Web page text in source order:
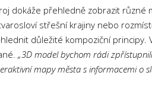
dokáže přehledně zobrazit
střešní krajiny nebo
důležité kompoziční principy.
„3D model bychom rádi
mapy města s informacemi o